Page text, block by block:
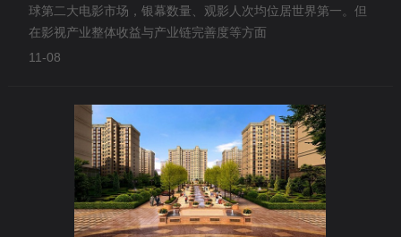
球第二大电影市场，银幕数量、观影人次均位居世界第一。但
在影视产业整体收益与产业链完善度等方面
11-08